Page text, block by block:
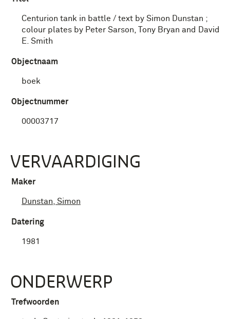
Centurion tank in battle / text by Simon Dunstan ;
colour plates by Peter Sarson, Tony Bryan and David
E. Smith
Objectnaam
boek
Objectnummer
00003717
VERVAARDIGING
Maker
Dunstan, Simon
Datering
1981
ONDERWERP
Trefwoorden